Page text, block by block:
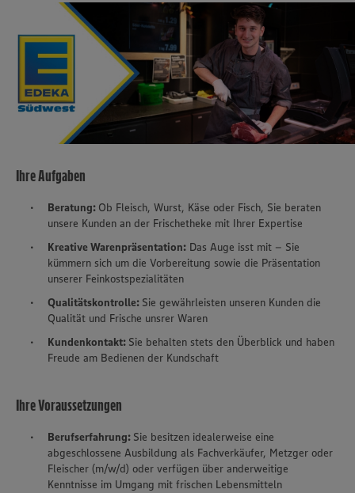
Ihre Aufgaben
Beratung: Ob Fleisch, Wurst, Käse oder Fisch, Sie beraten
unsere Kunden an der Frischetheke mit Ihrer Expertise
Kreative Warenpräsentation: Das Auge isst mit – Sie
kümmern sich um die Vorbereitung sowie die Präsentation
unserer Feinkostspezialitäten
Qualitätskontrolle: Sie gewährleisten unseren Kunden die
Qualität und Frische unsrer Waren
Kundenkontakt: Sie behalten stets den Überblick und haben
Freude am Bedienen der Kundschaft
Ihre Voraussetzungen
Berufserfahrung: Sie besitzen idealerweise eine
abgeschlossene Ausbildung als Fachverkäufer, Metzger oder
Fleischer (m/w/d) oder verfügen über anderweitige
Kenntnisse im Umgang mit frischen Lebensmitteln